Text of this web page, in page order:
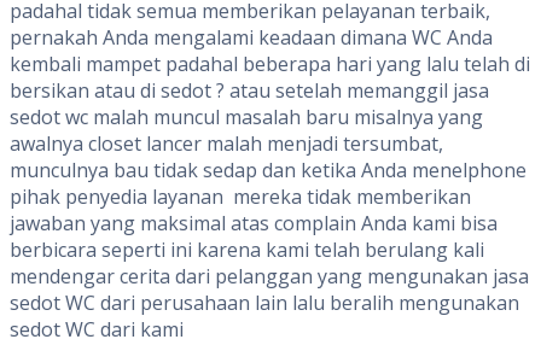
padahal tidak semua memberikan pelayanan terbaik,
pernakah Anda mengalami keadaan dimana WC Anda
kembali mampet padahal beberapa hari yang lalu telah di
bersikan atau di sedot ? atau setelah memanggil jasa
sedot wc malah muncul masalah baru misalnya yang
awalnya closet lancer malah menjadi tersumbat,
munculnya bau tidak sedap dan ketika Anda menelphone
pihak penyedia layanan mereka tidak memberikan
jawaban yang maksimal atas complain Anda kami bisa
berbicara seperti ini karena kami telah berulang kali
mendengar cerita dari pelanggan yang mengunakan jasa
sedot WC dari perusahaan lain lalu beralih mengunakan
sedot WC dari kami